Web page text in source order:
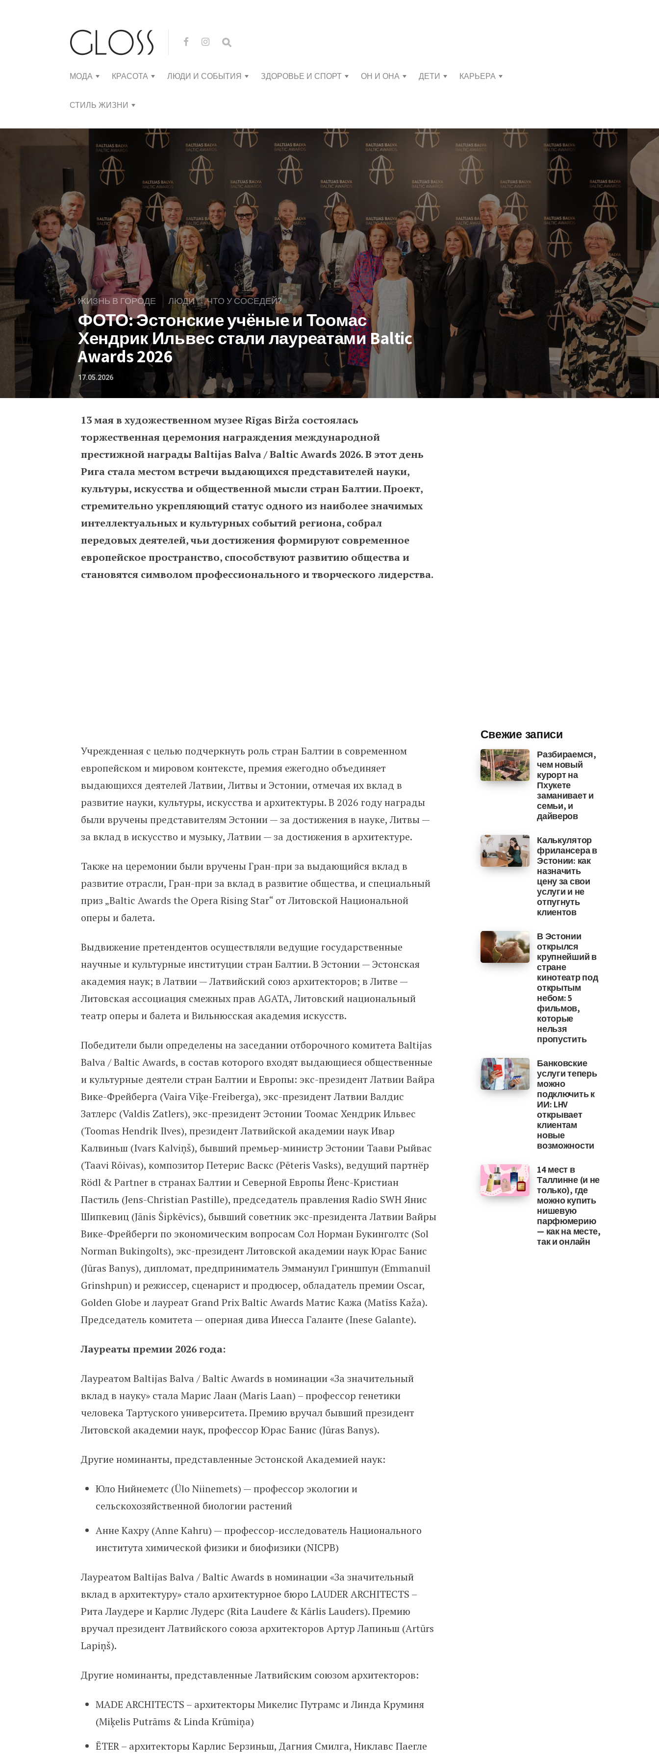
МОДА КРАСОТА ЛЮДИ И СОБЫТИЯ ЗДОРОВЬЕ И СПОРТ ОН И ОНА ДЕТИ КАРЬЕРА
СТИЛЬ ЖИЗНИ
ЖИЗНЬ В ГОРОДЕ ЛЮДИ ЧТО У СОСЕДЕЙ?
ФОТО: Эстонские учёные и Тоомас
Хендрик Ильвес стали лауреатами Baltic
Awards 2026
17.05.2026
ФОТО: Эстонские учёные и Тоомас Хендрик Ильвес стали лауреатами Baltic Awards 2026
13 мая в художественном музее Rīgas Birža состоялась
торжественная церемония награждения международной
престижной награды Baltijas Balva / Baltic Awards 2026. В этот день
Рига стала местом встречи выдающихся представителей науки,
культуры, искусства и общественной мысли стран Балтии. Проект,
стремительно укрепляющий статус одного из наиболее значимых
интеллектуальных и культурных событий региона, собрал
передовых деятелей, чьи достижения формируют современное
европейское пространство, способствуют развитию общества и
становятся символом профессионального и творческого лидерства.
Учрежденная с целью подчеркнуть роль стран Балтии в современном
европейском и мировом контексте, премия ежегодно объединяет
выдающихся деятелей Латвии, Литвы и Эстонии, отмечая их вклад в
развитие науки, культуры, искусства и архитектуры. В 2026 году награды
были вручены представителям Эстонии — за достижения в науке, Литвы —
за вклад в искусство и музыку, Латвии — за достижения в архитектуре.
Также на церемонии были вручены Гран-при за выдающийся вклад в
развитие отрасли, Гран-при за вклад в развитие общества, и специальный
приз „Baltic Awards the Opera Rising Star“ от Литовской Национальной
оперы и балета.
Выдвижение претендентов осуществляли ведущие государственные
научные и культурные институции стран Балтии. В Эстонии — Эстонская
академия наук; в Латвии — Латвийский союз архитекторов; в Литве —
Литовская ассоциация смежных прав AGATA, Литовский национальный
театр оперы и балета и Вильнюсская академия искусств.
Победители были определены на заседании отборочного комитета Baltijas
Balva / Baltic Awards, в состав которого входят выдающиеся общественные
и культурные деятели стран Балтии и Европы: экс-президент Латвии Вайра
Вике-Фрейберга (Vaira Vīķe-Freiberga), экс-президент Латвии Валдис
Затлерс (Valdis Zatlers), экс-президент Эстонии Тоомас Хендрик Ильвес
(Toomas Hendrik Ilves), президент Латвийской академии наук Ивар
Калвиньш (Ivars Kalviņš), бывший премьер-министр Эстонии Таави Рыйвас
(Taavi Rõivas), композитор Петерис Васкс (Pēteris Vasks), ведущий партнёр
Rödl & Partner в странах Балтии и Северной Европы Йенс-Кристиан
Пастиль (Jens-Christian Pastille), председатель правления Radio SWH Янис
Шипкевиц (Jānis Šipkēvics), бывший советник экс-президента Латвии Вайры
Вике-Фрейберги по экономическим вопросам Сол Норман Букинголтс (Sol
Norman Bukingolts), экс-президент Литовской академии наук Юрас Банис
(Jūras Banys), дипломат, предприниматель Эммануил Гриншпун (Emmanuil
Grinshpun) и режиссер, сценарист и продюсер, обладатель премии Oscar,
Golden Globe и лауреат Grand Prix Baltic Awards Матис Кажа (Matīss Kaža).
Председатель комитета — оперная дива Инесса Галанте (Inese Galante).
Лауреаты премии 2026 года:
Лауреатом Baltijas Balva / Baltic Awards в номинации «За значительный
вклад в науку» стала Марис Лаан (Maris Laan) – профессор генетики
человека Тартуского университета. Премию вручал бывший президент
Литовской академии наук, профессор Юрас Банис (Jūras Banys).
Другие номинанты, представленные Эстонской Академией наук:
Юло Нийнеметс (Ülo Niinemets) — профессор экологии и
сельскохозяйственной биологии растений
Анне Кахру (Anne Kahru) — профессор-исследователь Национального
института химической физики и биофизики (NICPB)
Лауреатом Baltijas Balva / Baltic Awards в номинации «За значительный
вклад в архитектуру» стало архитектурное бюро LAUDER ARCHITECTS –
Рита Лаудере и Карлис Лудерс (Rita Laudere & Kārlis Lauders). Премию
вручал президент Латвийского союза архитекторов Артур Лапиньш (Artūrs
Lapiņš).
Другие номинанты, представленные Латвийским союзом архитекторов:
MADE ARCHITECTS – архитекторы Микелис Путрамс и Линда Круминя
(Miķelis Putrāms & Linda Krūmiņa)
ĒTER – архитекторы Карлис Берзиньш, Дагния Смилга, Никлавс Паегле
Свежие записи
Разбираемся,
чем новый
курорт на
Пхукете
заманивает и
семьи, и
дайверов
Калькулятор
фрилансера в
Эстонии: как
назначить
цену за свои
услуги и не
отпугнуть
клиентов
В Эстонии
открылся
крупнейший в
стране
кинотеатр под
открытым
небом: 5
фильмов,
которые
нельзя
пропустить
Банковские
услуги теперь
можно
подключить к
ИИ: LHV
открывает
клиентам
новые
возможности
14 мест в
Таллинне (и не
только), где
можно купить
нишевую
парфюмерию
— как на месте,
так и онлайн